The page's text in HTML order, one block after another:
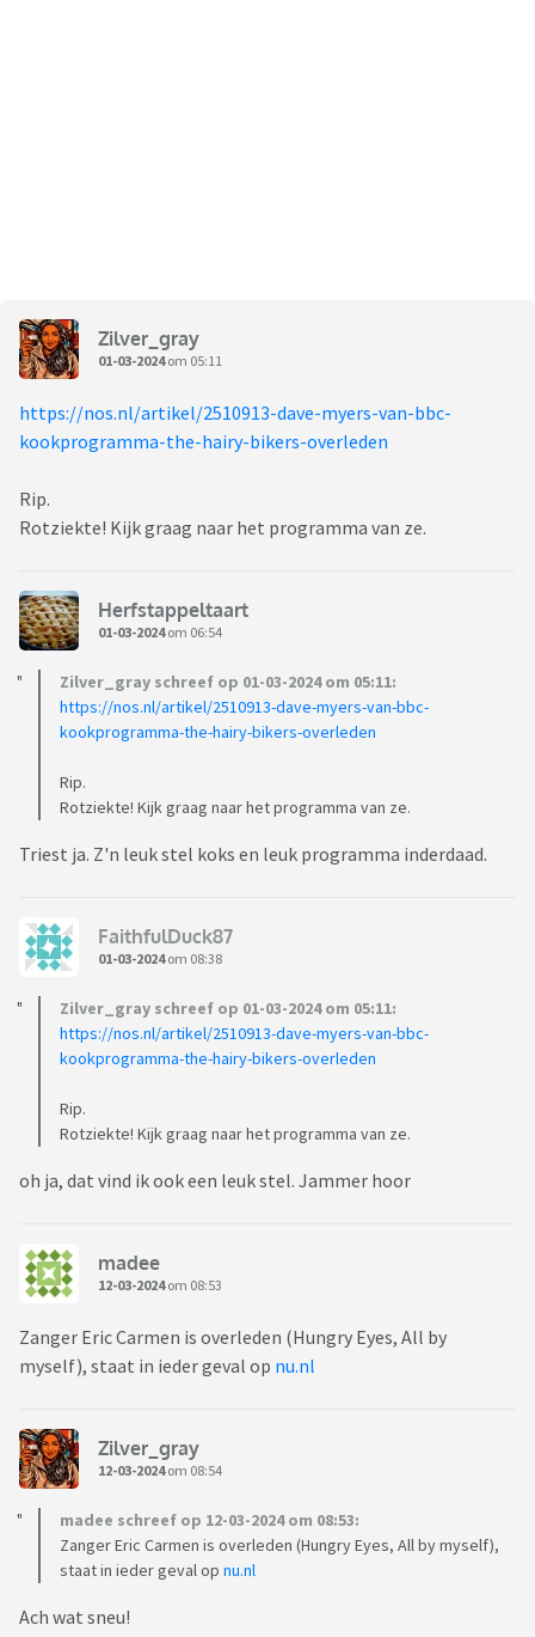
Zilver_gray
01-03-2024om 05:11
https://nos.nl/artikel/2510913-dave-myers-van-bbc-
kookprogramma-the-hairy-bikers-overleden
Rip.
Rotziekte! Kijk graag naar het programma van ze.
Herfstappeltaart
01-03-2024om 06:54
Zilver_gray schreef op 01-03-2024 om 05:11:
https://nos.nl/artikel/2510913-dave-myers-van-bbc-
kookprogramma-the-hairy-bikers-overleden
Rip.
Rotziekte! Kijk graag naar het programma van ze.
Triest ja. Z'n leuk stel koks en leuk programma inderdaad.
FaithfulDuck87
01-03-2024om 08:38
Zilver_gray schreef op 01-03-2024 om 05:11:
https://nos.nl/artikel/2510913-dave-myers-van-bbc-
kookprogramma-the-hairy-bikers-overleden
Rip.
Rotziekte! Kijk graag naar het programma van ze.
oh ja, dat vind ik ook een leuk stel. Jammer hoor
madee
12-03-2024om 08:53
Zanger Eric Carmen is overleden (Hungry Eyes, All by
myself), staat in ieder geval op nu.nl
Zilver_gray
12-03-2024om 08:54
madee schreef op 12-03-2024 om 08:53:
Zanger Eric Carmen is overleden (Hungry Eyes, All by myself),
staat in ieder geval op nu.nl
Ach wat sneu!